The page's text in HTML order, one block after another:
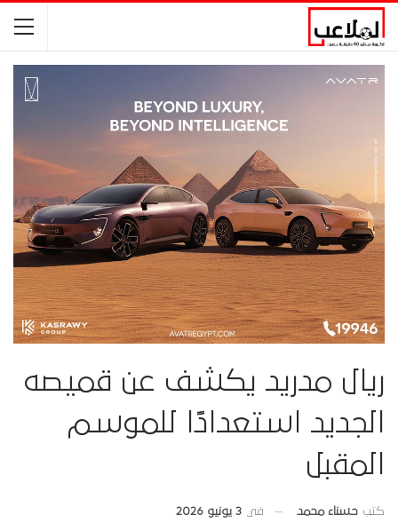
ريال مدريد يكشف عن قميصه
الجديد استعدادًا للموسم
المقبل
كتب حسناء محمد في 3 يونيو 2026